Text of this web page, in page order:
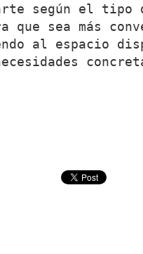
según el tipo
que sea más
al espacio